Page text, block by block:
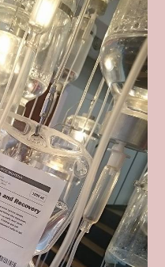
配
眼
鏡
超
快
速
終
於